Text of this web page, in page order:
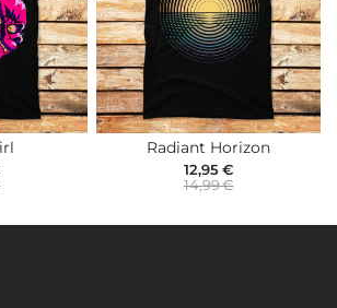
Radiant Horizon
12,95 €
14,99 €